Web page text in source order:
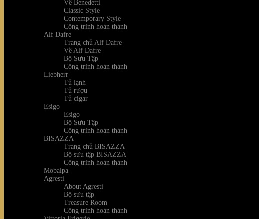
Về Benedetti
Classic Style
Contemporary Style
Công trình hoàn thành
Alf Dafre
Trang chủ Alf Dafre
Về Alf Dafre
Bộ Sưu Tập
Công trình hoàn thành
Liebherr
Tủ lạnh
Tủ rượu
Tủ cigar
Esigo
Esigo
Bộ Sưu Tập
Công trình hoàn thành
BISAZZA
Trang chủ BISAZZA
Bộ sưu tập BISAZZA
Công trình hoàn thành
Mobalpa
Agresti
About Agresti
Bộ sưu tập
Treasure Room
Công trình hoàn thành